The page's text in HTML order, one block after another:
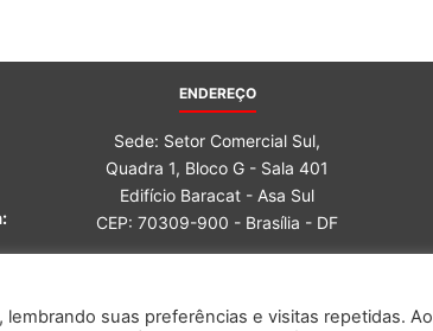
Banco
Central
ENDEREÇO
Sede: Setor Comercial Sul,
Quadra 1, Bloco G - Sala 401
Edifício Baracat - Asa Sul
CEP: 70309-900 - Brasília - DF
suas preferências e visitas repetidas. Ao